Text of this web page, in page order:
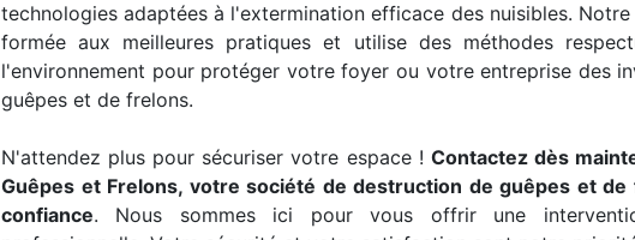
technologies adaptées à l'extermination efficace des nuisibles. Notre
formée aux meilleures pratiques et utilise des méthodes
l'environnement pour protéger votre foyer ou votre entreprise des
guêpes et de frelons.
N'attendez plus pour sécuriser votre espace ! Contactez dès
Guêpes et Frelons, votre société de destruction de guêpes et de
confiance. Nous sommes ici pour vous offrir une